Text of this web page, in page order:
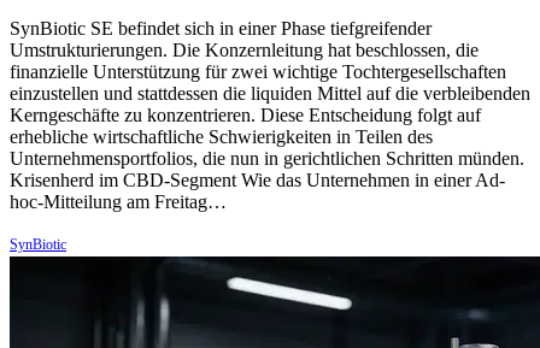
SynBiotic SE befindet sich in einer Phase tiefgreifender
Umstrukturierungen. Die Konzernleitung hat beschlossen, die
finanzielle Unterstützung für zwei wichtige Tochtergesellschaften
einzustellen und stattdessen die liquiden Mittel auf die verbleibenden
Kerngeschäfte zu konzentrieren. Diese Entscheidung folgt auf
erhebliche wirtschaftliche Schwierigkeiten in Teilen des
Unternehmensportfolios, die nun in gerichtlichen Schritten münden.
Krisenherd im CBD-Segment Wie das Unternehmen in einer Ad-
hoc-Mitteilung am Freitag…
SynBiotic